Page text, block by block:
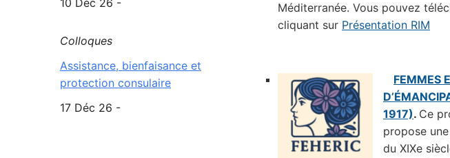
10 Déc 26 -
Colloques
Assistance, bienfaisance et
protection consulaire
17 Déc 26 -
Méditerranée. Vous pouvez
cliquant sur Présentation RIM
FEMMES
1917). Ce
propose
du XIXe